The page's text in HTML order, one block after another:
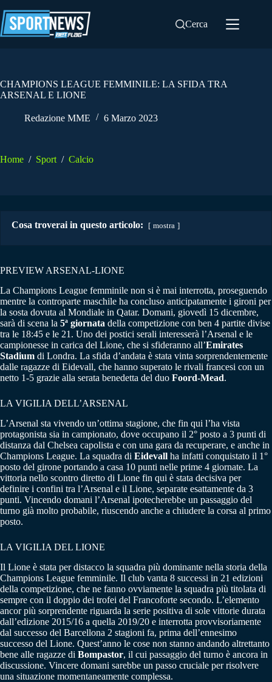
al
contenuto
Cerca
CHAMPIONS LEAGUE FEMMINILE: LA SFIDA TRA
ARSENAL E LIONE
Redazione MME 6 Marzo 2023
Home / Sport / Calcio
Cosa troverai in questo articolo: mostra
PREVIEW ARSENAL-LIONE
La Champions League femminile non si è mai interrotta, proseguendo
mentre la controparte maschile ha concluso anticipatamente i gironi per
la sosta dovuta al Mondiale in Qatar. Domani, giovedì 15 dicembre,
sarà di scena la 5ª giornata della competizione con ben 4 partite divise
tra le 18:45 e le 21. Uno dei postici serali interesserà l’Arsenal e le
campionesse in carica del Lione, che si sfideranno all’Emirates
Stadium di Londra. La sfida d’andata è stata vinta sorprendentemente
dalle ragazze di Eidevall, che hanno superato le rivali francesi con un
netto 1-5 grazie alla serata benedetta del duo Foord-Mead.
LA VIGILIA DELL’ARSENAL
L’Arsenal sta vivendo un’ottima stagione, che fin qui l’ha vista
protagonista sia in campionato, dove occupano il 2° posto a 3 punti di
distanza dal Chelsea capolista e con una gara da recuperare, e anche in
Champions League. La squadra di Eidevall ha infatti conquistato il 1°
posto del girone portando a casa 10 punti nelle prime 4 giornate. La
vittoria nello scontro diretto di Lione fin qui è stata decisiva per
definire i confini tra l’Arsenal e il Lione, separate esattamente da 3
punti. Vincendo domani l’Arsenal ipotecherebbe un passaggio del
turno già molto probabile, riuscendo anche a chiudere la corsa al primo
posto.
LA VIGILIA DEL LIONE
Il Lione è stata per distacco la squadra più dominante nella storia della
Champions League femminile. Il club vanta 8 successi in 21 edizioni
della competizione, che ne fanno ovviamente la squadra più titolata di
sempre con il doppio dei trofei del Francoforte secondo. L’elemento
ancor più sorprendente riguarda la serie positiva di sole vittorie durata
dall’edizione 2015/16 a quella 2019/20 e interrotta provvisoriamente
dal successo del Barcellona 2 stagioni fa, prima dell’ennesimo
successo del Lione. Quest’anno le cose non stanno andando altrettanto
bene alle ragazze di Bompastor, il cui passaggio del turno è ancora in
discussione. Vincere domani sarebbe un passo cruciale per risolvere
una situazione momentaneamente complessa.